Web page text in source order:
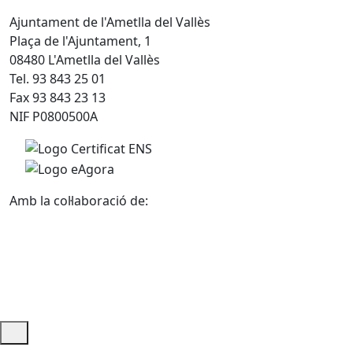
Ajuntament de l'Ametlla del Vallès
Plaça de l'Ajuntament, 1
08480 L'Ametlla del Vallès
Tel. 93 843 25 01
Fax 93 843 23 13
NIF P0800500A
Amb la col·laboració de: